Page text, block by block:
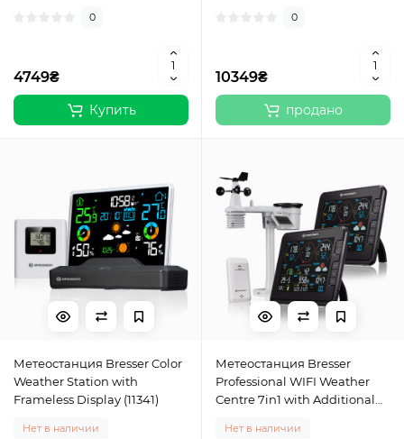
0
4749₴
Купить
0
10349₴
продано
Метеостанция Bresser Color
Weather Station with
Frameless Display (11341)
Нет в наличии
Метеостанция Bresser
Professional WIFI Weather
Centre 7in1 with Additional
Нет в наличии